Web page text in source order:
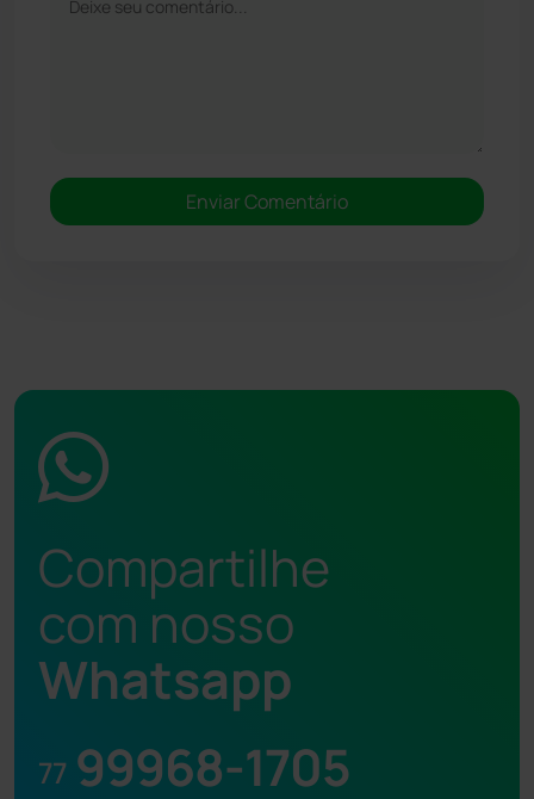
Compartilhe
com nosso
Whatsapp
77 99968-1705